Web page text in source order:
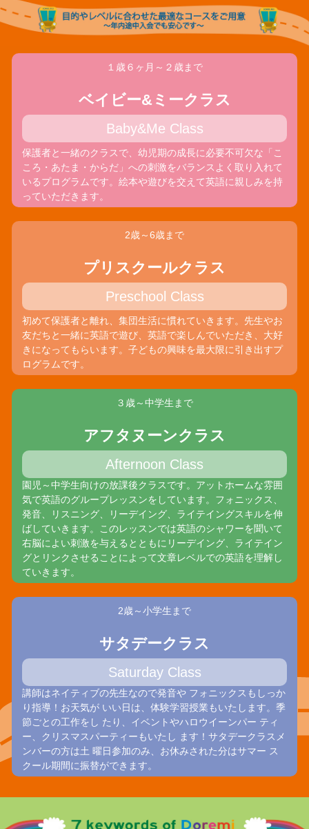
１歳６ヶ月～２歳まで
ベイビー&ミークラス
Baby&Me Class
保護者と一緒のクラスで、幼児期の成長に必要不可欠な「こ
ころ・あたま・からだ」への刺激をバランスよく取り入れて
いるプログラムです。絵本や遊びを交えて英語に親しみを持
っていただきます。
2歳～6歳まで
プリスクールクラス
Preschool Class
初めて保護者と離れ、集団生活に慣れていきます。先生やお
友だちと一緒に英語で遊び、英語で楽しんでいただき、大好
きになってもらいます。子どもの興味を最大限に引き出すプ
ログラムです。
３歳～中学生まで
アフタヌーンクラス
Afternoon Class
園児～中学生向けの放課後クラスです。アットホームな雰囲
気で英語のグループレッスンをしています。フォニックス、
発音、リスニング、リーデイング、ライテイングスキルを伸
ばしていきます。このレッスンでは英語のシャワーを聞いて
右脳によい刺激を与えるとともにリーデイング、ライテイン
グとリンクさせることによって文章レベルでの英語を理解し
ていきます。
2歳～小学生まで
サタデークラス
Saturday Class
講師はネイティブの先生なので発音や フォニックスもしっか
り指導！お天気が いい日は、体験学習授業もいたします。季
節ごとの工作をし たり、イベントやハロウイーンパー ティ
ー、クリスマスパーティーもいたし ます！サタデークラスメ
ンバーの方は土 曜日参加のみ、お休みされた分はサマー ス
クール期間に振替ができます。